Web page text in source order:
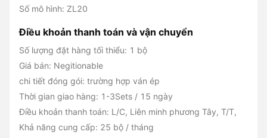
Số mô hình: ZL20
Điều khoản thanh toán và vận chuyển
Số lượng đặt hàng tối thiểu: 1 bộ
Giá bán: Negitionable
chi tiết đóng gói: trường hợp ván ép
Thời gian giao hàng: 1-3Sets / 15 ngày
Điều khoản thanh toán: L/C, Liên minh phương Tây, T/T,
Khả năng cung cấp: 25 bộ / tháng